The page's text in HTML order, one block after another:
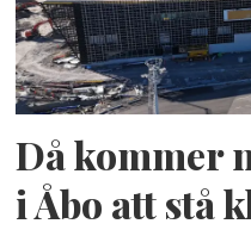
Då kommer
i Åbo att stå